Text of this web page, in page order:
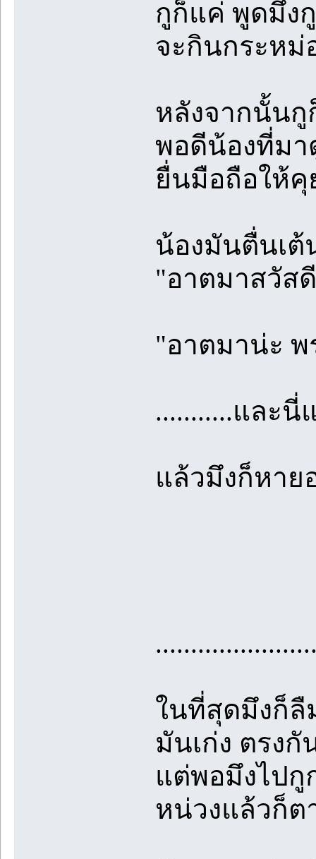
กูก็แค่ พูดมึง
จะกินกระหม่
หลังจากนั้นกู
พอดีน้องที่มา
ยื่นมือถือให้คุ
น้องมันตื่นเต้
"อาตมาสวัส
"อาตมาน่ะ
...........และ
แล้วมึงก็หาย
ในที่สุดมึงก็ลื
มันเก่ง ตรง
แต่พอมึงไปกู
หน่วงแล้วก็ต